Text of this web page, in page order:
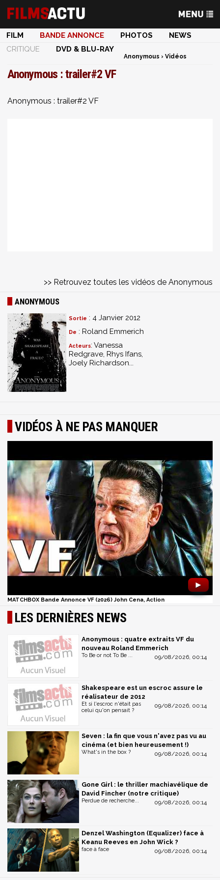
FILM BANDE ANNONCE PHOTOS
NEWS
CRITIQUE
DVD & BLU-RAY
Anonymous › Vidéos
Anonymous : trailer#2 VF
Anonymous : trailer#2 VF
>> Retrouvez toutes les vidéos de Anonymous
ANONYMOUS
Sortie : 4 Janvier 2012
De : Roland Emmerich
Acteurs: Vanessa
Redgrave, Rhys Ifans,
Joely Richardson...
VIDÉOS À NE PAS MANQUER
►
MATCHBOX Bande Annonce VF (2026) John Cena, Action
LES DERNIÈRES NEWS
Anonymous : quatre extraits VF du
nouveau Roland Emmerich
09/08/2026, 00:14
To Be or not To Be ...
Shakespeare est un escroc assure le
réalisateur de 2012
09/08/2026, 00:14
Et si l'escroc n'était pas
celui qu'on pensait ?
Seven : la fin que vous n'avez pas vu au
cinéma (et bien heureusement !)
09/08/2026, 00:14
What's in the box ?
Gone Girl : le thriller machiavélique de
David Fincher (notre critique)
09/08/2026, 00:14
Perdue de recherche...
Denzel Washington (Equalizer) face à
Keanu Reeves en John Wick ?
09/08/2026, 00:14
face à face